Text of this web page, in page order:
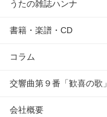
うたの雑誌ハンナ
書籍・楽譜・CD
コラム
交響曲第９番「歓喜の歌」
会社概要